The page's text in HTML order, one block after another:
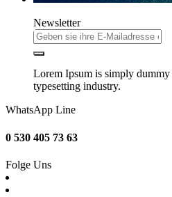
Newsletter
Lorem Ipsum is simply
typesetting industry.
WhatsApp Line
0 530 405 73 63
Folge Uns